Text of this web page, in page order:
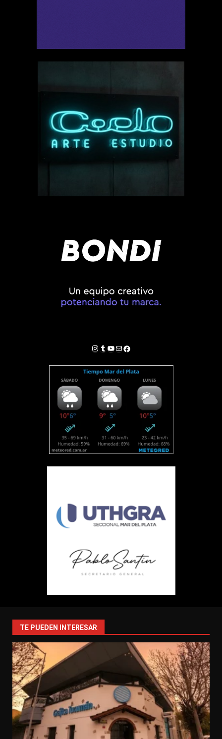
Instagram
Tumblr
YouTube
Correo electrónico
Facebook
TE PUEDEN INTERESAR